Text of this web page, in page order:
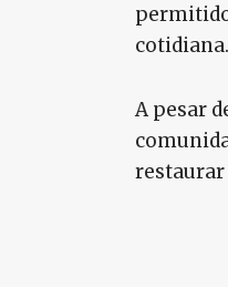
A pesar
restaurar